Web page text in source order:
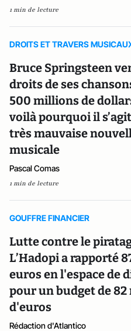
1 min de lecture
DROITS ET TRAVERS
Bruce Springsteen
droits de ses
500 millions de
voilà pourquoi il
très mauvaise
musicale
Pascal Comas
1 min de lecture
GOUFFRE FINANCIER
Lutte contre le
L’Hadopi a rapporté
euros en l'espace de
pour un budget de
d'euros
Rédaction d'Atlantico